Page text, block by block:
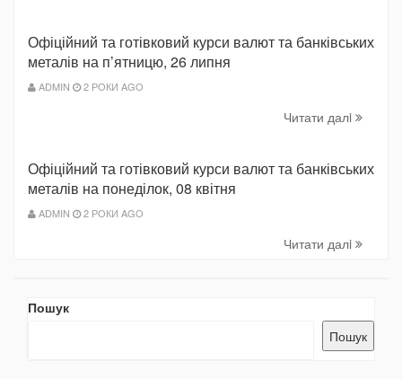
Офіційний та готівковий курси валют та банківських
металів на п’ятницю, 26 липня
ADMIN 2 РОКИ AGO
Читати далi
Офіційний та готівковий курси валют та банківських
металів на понеділок, 08 квітня
ADMIN 2 РОКИ AGO
Читати далi
Пошук
Пошук